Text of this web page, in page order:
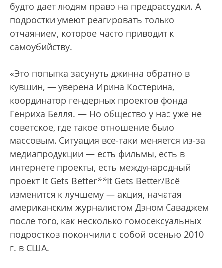
будто дает людям право на предрассудки. А
подростки умеют реагировать только
отчаянием, которое часто приводит к
самоубийству.
«Это попытка засунуть джинна обратно в
кувшин, — уверена Ирина Костерина,
координатор гендерных проектов фонда
Генриха Белля. — Но общество у нас уже не
советское, где такое отношение было
массовым. Ситуация все-таки меняется из-за
медиапродукции — есть фильмы, есть в
интернете проекты, есть международный
проект It Gets Better**It Gets Better/Всё
изменится к лучшему — акция, начатая
американским журналистом Дэном Саваджем
после того, как несколько гомосексуальных
подростков покончили с собой осенью 2010
г. в США.